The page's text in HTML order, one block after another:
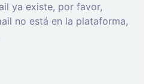
ya existe, por favor,
no está en la plataforma,